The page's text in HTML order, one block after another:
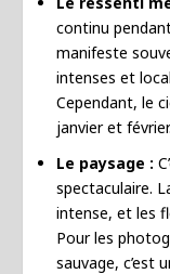
continu
manifeste
intenses et
Cependant, le
janvier et
Le paysage :
spectaculaire.
intense, et les
Pour les
sauvage, c’est